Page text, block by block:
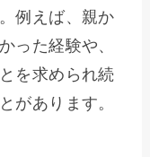
例えば、親か
った経験や、
を求められ続
があります。